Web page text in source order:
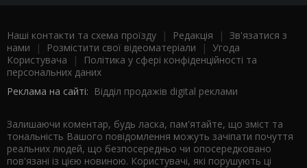
Наші контакти та схема проїзду | Редакція | Зв'язатися з
нами | Розмістити свої відеоматеріали | Угода
Користувача |
Політика у сфері конфіденційності та
персональних даних
Реклама на сайті: Відділ продажів digital реклами
Залишаючи коментар, будь ласка, пам'ятайте, що зміст та
тональність Вашого повідомлення можуть зачіпати почуття
реальних людей, що безпосередньо чи опосередковано
пов'язані із цією новиною. Користувачі, які порушують ці